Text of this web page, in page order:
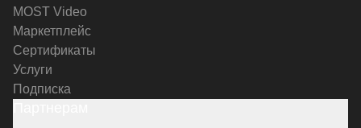
MOST Video
Маркетплейс
Сертификаты
Услуги
Подписка